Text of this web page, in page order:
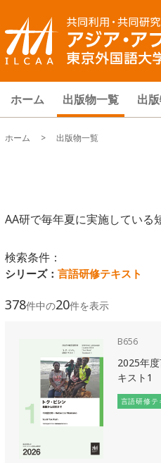
ホーム 出版物一覧 出
ホーム > 出版物一覧
AA研で毎年夏に実施している
検索条件：
シリーズ： 言語研修テキスト
378件中の20件を表示
B656
2025年
キスト1
言語研修テ